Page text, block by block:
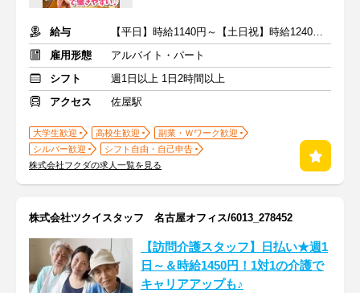
給与
【平日】時給1140円～【土日祝】時給1240円～＋交通費支給
雇用形態
アルバイト・パート
シフト
週1日以上 1日2時間以上
アクセス
佐屋駅
大学生歓迎 高校生歓迎
副業・Ｗワーク歓迎
シルバー歓迎
シフト自由・自己申告
株式会社フクダの求人一覧を見る
株式会社ツクイスタッフ 名古屋オフィス/6013_278452
【訪問介護スタッフ】日払い★週1
日～＆時給1450円！1対1の介護で
キャリアアップも♪